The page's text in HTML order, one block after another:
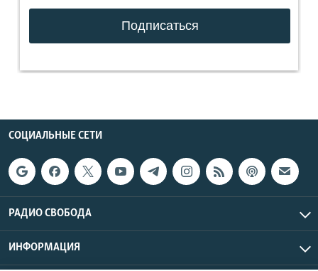
СОЦИАЛЬНЫЕ СЕТИ
РАДИО СВОБОДА
ИНФОРМАЦИЯ